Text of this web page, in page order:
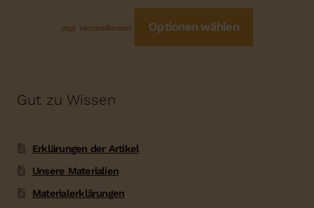
zzgl. Versandkosten Optionen wählen
Gut zu Wissen
Erklärungen der Artikel
Unsere Materialien
Materialerklärungen